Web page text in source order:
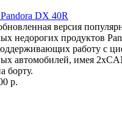
DX 40R
версия
недорогих продуктов
работу с
автомобилей, имея
борту.
р.